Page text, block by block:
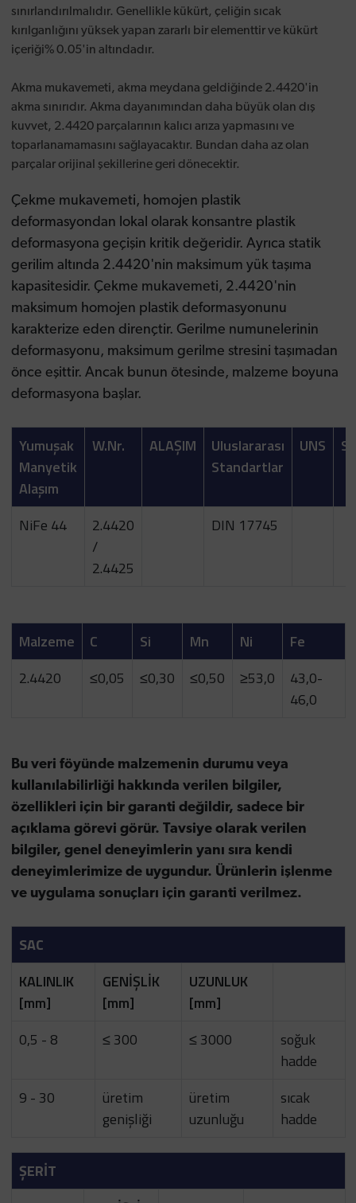
sınırlandırılmalıdır. Genellikle kükürt, çeliğin sıcak
kırılganlığını yüksek yapan zararlı bir elementtir ve kükürt
içeriği% 0.05'in altındadır.
Akma mukavemeti, akma meydana geldiğinde 2.4420'in
akma sınırıdır. Akma dayanımından daha büyük olan dış
kuvvet, 2.4420 parçalarının kalıcı arıza yapmasını ve
toparlanamamasını sağlayacaktır. Bundan daha az olan
parçalar orijinal şekillerine geri dönecektir.
Çekme mukavemeti, homojen plastik
deformasyondan lokal olarak konsantre plastik
deformasyona geçişin kritik değeridir. Ayrıca statik
gerilim altında 2.4420'nin maksimum yük taşıma
kapasitesidir. Çekme mukavemeti, 2.4420'nin
maksimum homojen plastik deformasyonunu
karakterize eden dirençtir. Gerilme numunelerinin
deformasyonu, maksimum gerilme stresini taşımadan
önce eşittir. Ancak bunun ötesinde, malzeme boyuna
deformasyona başlar.
Yumuşak
Manyetik
Alaşım
W.Nr. ALAŞIM
Uluslararası
Standartlar
UNS
NiFe 44
2.4420
/
2.4425
DIN 17745
Malzeme C Si Mn Ni
Fe
2.4420
≤0,05 ≤0,30 ≤0,50 ≥53,0
43,0-
46,0
Bu veri föyünde malzemenin durumu veya
kullanılabilirliği hakkında verilen bilgiler,
özellikleri için bir garanti değildir, sadece bir
açıklama görevi görür. Tavsiye olarak verilen
bilgiler, genel deneyimlerin yanı sıra kendi
deneyimlerimize de uygundur. Ürünlerin işlenme
ve uygulama sonuçları için garanti verilmez.
SAC
KALINLIK
[mm]
GENİŞLİK
[mm]
UZUNLUK
[mm]
0,5 - 8
≤ 300 ≤ 3000
soğuk
hadde
9 - 30
üretim
genişliği
üretim
uzunluğu
sıcak
hadde
ŞERİT